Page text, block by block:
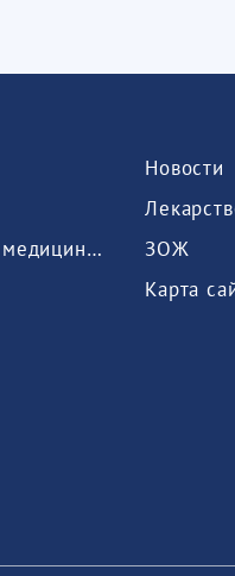
Информация о платных медицинских услугах, предоставляемых медицинской организацией
Новости
ЗОЖ
Карта